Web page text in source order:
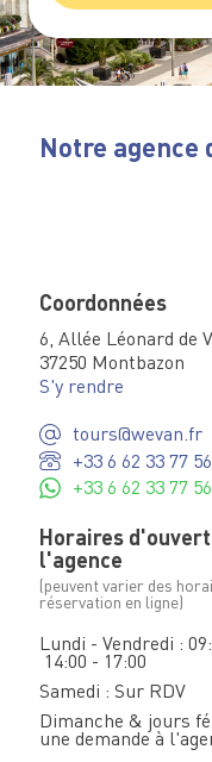
Notre agence
Coordonnées
6, Allée Léonard de
37250 Montbazon
S'y rendre
tours@wevan.fr
+33 6 62 33 77 56
+33 6 62 33 77 56
Horaires
l'agence
(peuvent varier des
réservation en ligne)
Lundi - Vendredi :
14:00 - 17:00
Samedi : Sur RDV
Dimanche & jours
une demande à